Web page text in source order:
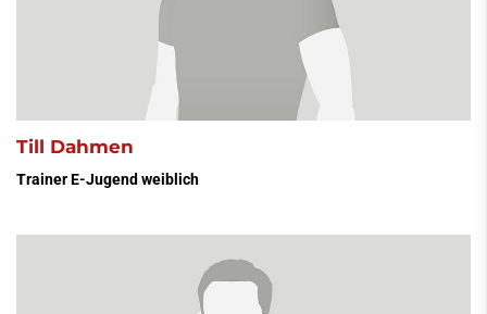
Till Dahmen
Trainer E-Jugend weiblich